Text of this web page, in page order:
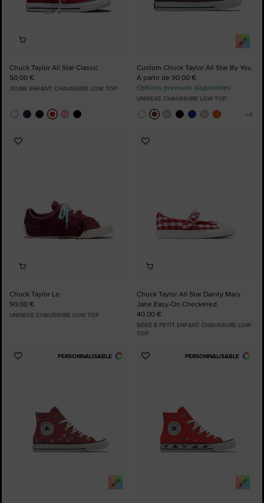
Chuck Taylor All Star Classic
50,00 €
JEUNE ENFANT CHAUSSURE LOW TOP
Custom Chuck Taylor All Star By You
À partir de 90,00 €
Options premium disponibles
UNISEXE CHAUSSURE LOW TOP
Ajouter
Chuck Taylor Lo
90,00 €
UNISEXE CHAUSSURE LOW TOP
Ajouter
Chuck Taylor All Star Dainty Mary
Jane Easy-On Checkered
40,00 €
BÉBÉ & PETIT ENFANT CHAUSSURE LOW
TOP
PERSONNALISABLE
Ajouter
PERSONNALISABLE
Ajouter